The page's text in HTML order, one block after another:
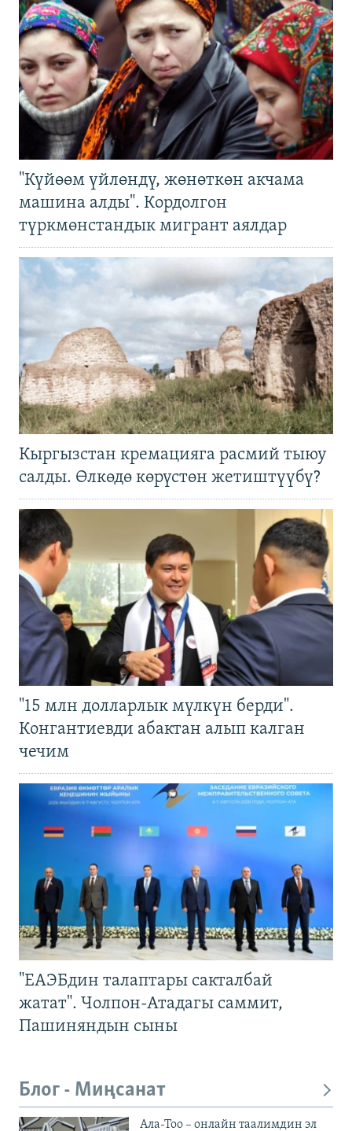
"Күйөөм үйлөндү, жөнөткөн акчама
машина алды". Кордолгон
түркмөнстандык мигрант аялдар
Кыргызстан кремацияга расмий тыюу
салды. Өлкөдө көрүстөн жетиштүүбү?
"15 млн долларлык мүлкүн берди".
Конгантиевди абактан алып калган
чечим
"ЕАЭБдин талаптары сакталбай
жатат". Чолпон-Атадагы саммит,
Пашиняндын сыны
Блог - Миңсанат
Ала-Тоо – онлайн таалимдин эл